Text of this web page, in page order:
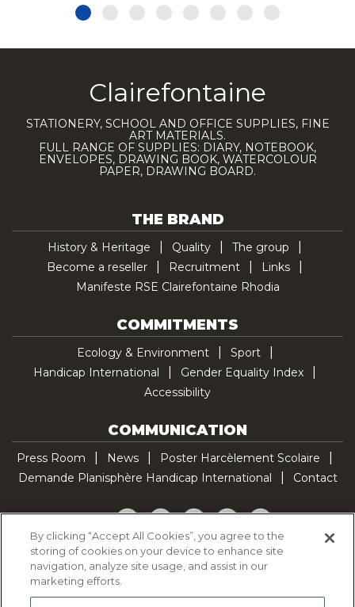
Clairefontaine
STATIONERY, SCHOOL AND OFFICE SUPPLIES, FINE
ART MATERIALS.
FULL RANGE OF SUPPLIES: DIARY, NOTEBOOK,
ENVELOPES, DRAWING BOOK, WATERCOLOUR
PAPER, DRAWING BOARD.
THE BRAND
History & Heritage Quality
The group
Become a reseller
Recruitment
Links
Manifeste RSE Clairefontaine Rhodia
COMMITMENTS
Ecology & Environment
Sport
Handicap International
Gender Equality Index
Accessibility
COMMUNICATION
Press Room News
Poster Harcèlement Scolaire
Demande Planisphère Handicap International
Contact
Facebook
TwitterYouTubePinterestTikTok
Cookie Policy
Legal Notice
By clicking “Accept All Cookies”, you agree to the
storing of cookies on your device to enhance site
navigation, analyze site usage, and assist in our
marketing efforts.